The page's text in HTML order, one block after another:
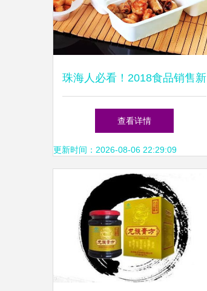
珠海人必看！2018食品销售新
规全面解读，关乎你我餐桌安
全
查看详情
更新时间：2026-08-06 22:29:09